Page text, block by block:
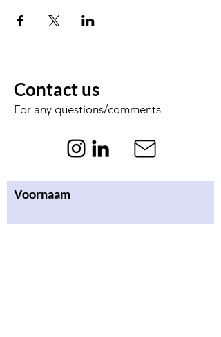
Contact us
For any questions/comments
Voornaam